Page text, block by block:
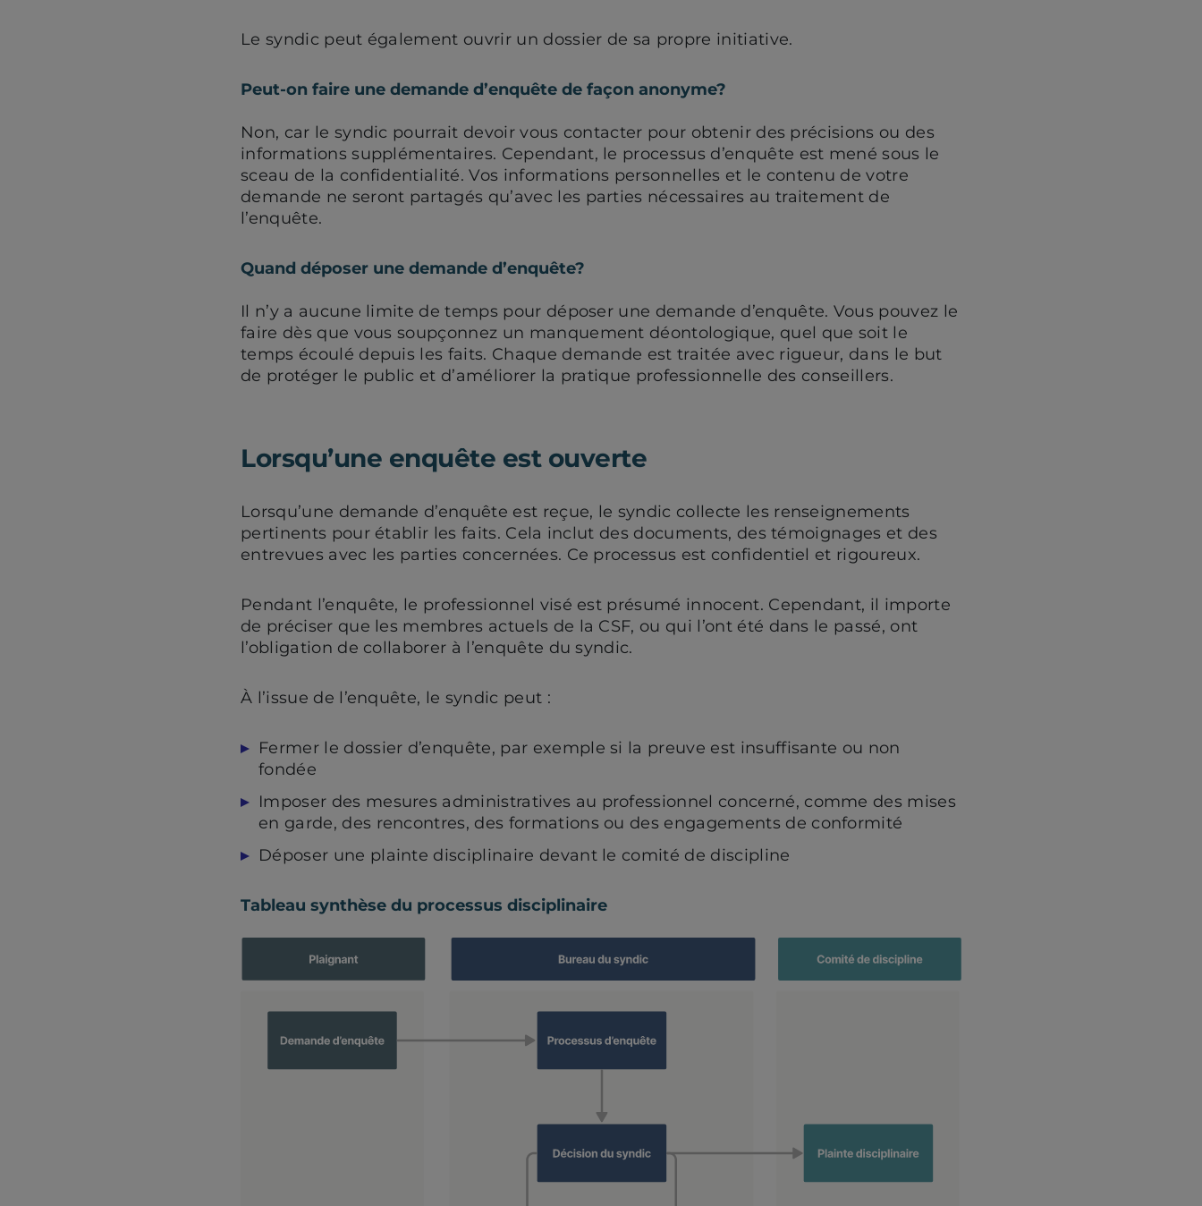
Le syndic peut également ouvrir un dossier de sa propre initiative.
Peut-on faire une demande d’enquête de façon anonyme?
Non, car le syndic pourrait devoir vous contacter pour obtenir des précisions ou des
informations supplémentaires. Cependant, le processus d’enquête est mené sous le
sceau de la confidentialité. Vos informations personnelles et le contenu de votre
demande ne seront partagés qu’avec les parties nécessaires au traitement de
l’enquête.
Quand déposer une demande d’enquête?
Il n’y a aucune limite de temps pour déposer une demande d’enquête. Vous pouvez le
faire dès que vous soupçonnez un manquement déontologique, quel que soit le
temps écoulé depuis les faits. Chaque demande est traitée avec rigueur, dans le but
de protéger le public et d’améliorer la pratique professionnelle des conseillers.
Lorsqu’une enquête est ouverte
Lorsqu’une demande d’enquête est reçue, le syndic collecte les renseignements
pertinents pour établir les faits. Cela inclut des documents, des témoignages et des
entrevues avec les parties concernées. Ce processus est confidentiel et rigoureux.
Pendant l’enquête, le professionnel visé est présumé innocent. Cependant, il importe
de préciser que les membres actuels de la CSF, ou qui l’ont été dans le passé, ont
l’obligation de collaborer à l’enquête du syndic.
À l’issue de l’enquête, le syndic peut :
Fermer le dossier d’enquête, par exemple si la preuve est insuffisante ou non
fondée
Imposer des mesures administratives au professionnel concerné, comme des mises
en garde, des rencontres, des formations ou des engagements de conformité
Déposer une plainte disciplinaire devant le comité de discipline
Tableau synthèse du processus disciplinaire